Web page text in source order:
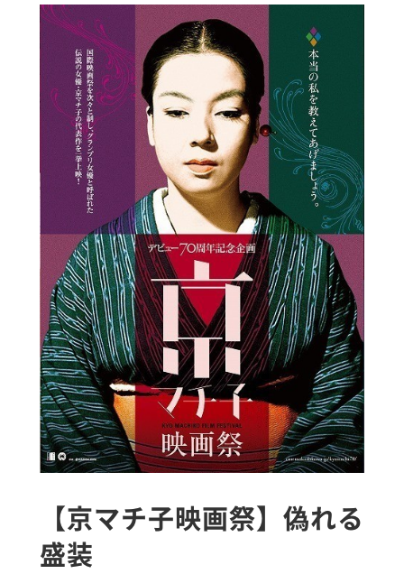
【京マチ子映画祭】偽れる
盛装